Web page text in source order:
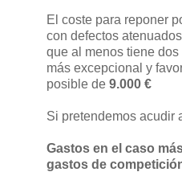
El coste para reponer
con defectos
que al menos tiene
más excepcional y
posible de 9.000 €
Si pretendemos acudir
Gastos en el caso
gastos de